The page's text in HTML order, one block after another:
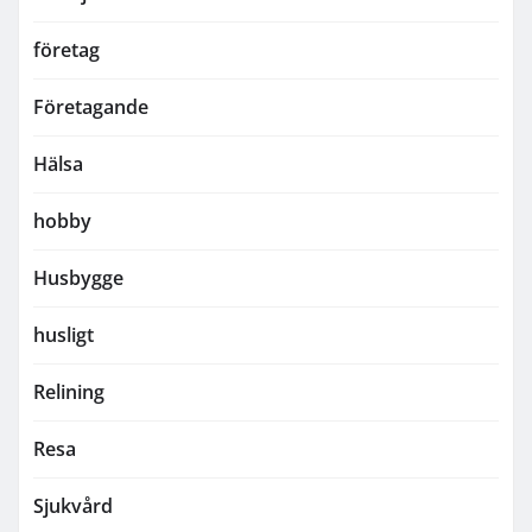
företag
Företagande
Hälsa
hobby
Husbygge
husligt
Relining
Resa
Sjukvård